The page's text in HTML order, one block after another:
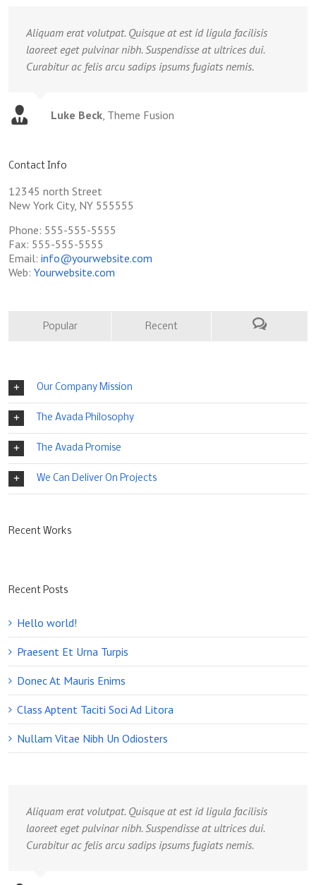
Aliquam erat volutpat. Quisque at est id ligula facilisis
laoreet eget pulvinar nibh. Suspendisse at ultrices dui.
Curabitur ac felis arcu sadips ipsums fugiats nemis.
Luke Beck, Theme Fusion
Contact Info
12345 north Street
New York City, NY 555555
Phone: 555-555-5555
Fax: 555-555-5555
Email: info@yourwebsite.com
Web: Yourwebsite.com
Popular Recent
Our Company Mission
The Avada Philosophy
The Avada Promise
We Can Deliver On Projects
Recent Works
Recent Posts
Hello world!
Praesent Et Urna Turpis
Donec At Mauris Enims
Class Aptent Taciti Soci Ad Litora
Nullam Vitae Nibh Un Odiosters
Aliquam erat volutpat. Quisque at est id ligula facilisis
laoreet eget pulvinar nibh. Suspendisse at ultrices dui.
Curabitur ac felis arcu sadips ipsums fugiats nemis.